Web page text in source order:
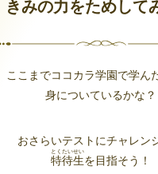
きみの力をためして
ここまでココカラ学園で学ん
身についているかな？
おさらいテストにチャレン
特待生
とくたいせい
を目指そう！